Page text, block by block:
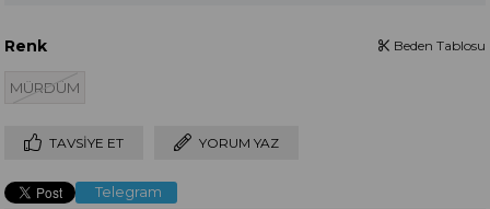
Renk
MÜRDÜM
Beden Tablosu
TAVSIYE ET YORUM YAZ
Telegram